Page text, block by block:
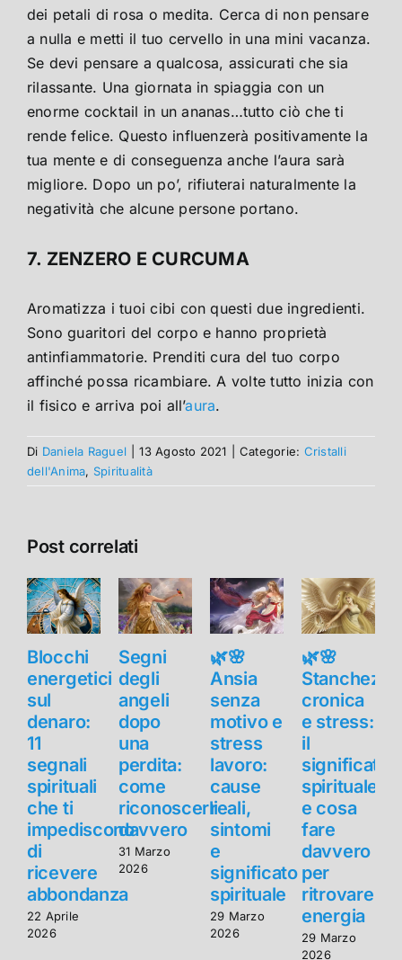
dei petali di rosa o medita. Cerca di non pensare
a nulla e metti il ​​tuo cervello in una mini vacanza.
Se devi pensare a qualcosa, assicurati che sia
rilassante. Una giornata in spiaggia con un
enorme cocktail in un ananas…tutto ciò che ti
rende felice. Questo influenzerà positivamente la
tua mente e di conseguenza anche l’aura sarà
migliore. Dopo un po’, rifiuterai naturalmente la
negatività che alcune persone portano.
7. ZENZERO E CURCUMA
Aromatizza i tuoi cibi con questi due ingredienti.
Sono guaritori del corpo e hanno proprietà
antinfiammatorie. Prenditi cura del tuo corpo
affinché possa ricambiare. A volte tutto inizia con
il fisico e arriva poi all’aura.
Di Daniela Raguel 13 Agosto 2021 Categorie: Cristalli
dell'Anima, Spiritualità
Post correlati
Blocchi
energetici
sul
denaro:
11
segnali
spirituali
che ti
impediscono
di
ricevere
abbondanza
22 Aprile
2026
Segni
degli
angeli
dopo
una
perdita:
come
riconoscerli
davvero
31 Marzo
2026
🌿🌸
Ansia
senza
motivo e
stress
lavoro:
cause
reali,
sintomi
e
significato
spirituale
29 Marzo
2026
🌿🌸
Stanchezza
cronica
e stress:
il
significato
spirituale
e cosa
fare
davvero
per
ritrovare
energia
29 Marzo
2026